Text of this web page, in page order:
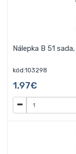
Nálepka B 51
kód:103298
1,97€